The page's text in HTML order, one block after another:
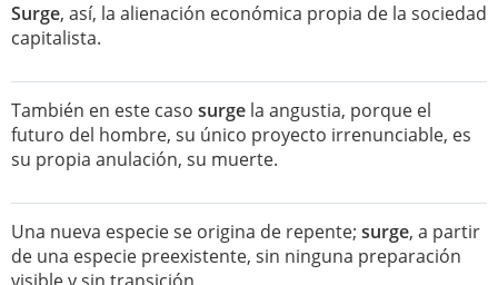
Surge, así, la alienación económica propia de la sociedad
capitalista.
También en este caso surge la angustia, porque el
futuro del hombre, su único proyecto irrenunciable, es
su propia anulación, su muerte.
Una nueva especie se origina de repente; surge, a partir
de una especie preexistente, sin ninguna preparación